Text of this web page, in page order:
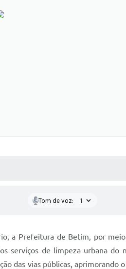
Tom de voz:
a Prefeitura de Betim, por meio
serviços de limpeza urbana
das vias públicas, aprimorando